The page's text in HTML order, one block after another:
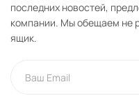
последних новостей,
компании. Мы обещаем не
ящик.